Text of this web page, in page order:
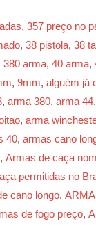
, 357 preço no
, 38 pistola, 38
380 arma, 40 arma,
, 9mm, alguém já
, arma 380, arma 44,
, arma
40, armas cano
, Armas de caça
permitidas no
cano longo,
de fogo preço,